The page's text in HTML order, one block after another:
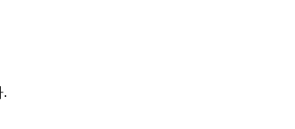
시변 칼만 필터를 사용하여 선형 시스템의
리에서 Kalman Filter 블록을 사용하여 잡음
.